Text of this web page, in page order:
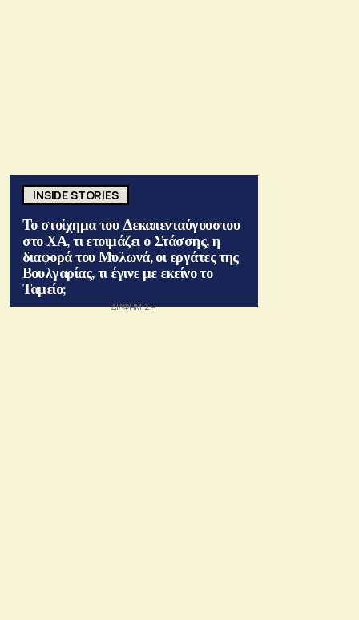
INSIDE STORIES
Το στοίχημα του Δεκαπενταύγουστου
στο ΧΑ, τι ετοιμάζει ο Στάσσης, η
διαφορά του Μυλωνά, οι εργάτες της
Βουλγαρίας, τι έγινε με εκείνο το
Ταμείο;